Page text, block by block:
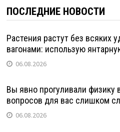
ПОСЛЕДНИЕ НОВОСТИ
Растения растут без всяких
вагонами: использую
06.08.2026
Вы явно прогуливали физику
вопросов для вас слишком
06.08.2026